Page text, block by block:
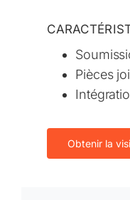
Pièces
Obtenir la